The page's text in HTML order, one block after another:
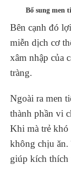
Bổ sung men
Bên cạnh đó
miễn dịch cơ
xâm nhập của
tràng.
Ngoài ra men
thành phần vi
Khi mà trẻ khó
không chịu ăn.
giúp kích thích